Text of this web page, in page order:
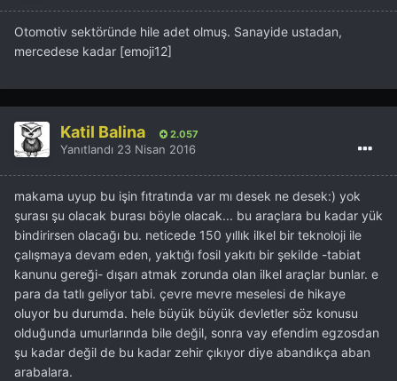
Otomotiv sektöründe hile adet olmuş. Sanayide ustadan,
mercedese kadar [emoji12]
Katil Balina 2.057
Yanıtlandı 23 Nisan 2016
makama uyup bu işin fıtratında var mı desek ne desek:) yok
şurası şu olacak burası böyle olacak... bu araçlara bu kadar yük
bindirirsen olacağı bu. neticede 150 yıllık ilkel bir teknoloji ile
çalışmaya devam eden, yaktığı fosil yakıtı bir şekilde -tabiat
kanunu gereği- dışarı atmak zorunda olan ilkel araçlar bunlar. e
para da tatlı geliyor tabi. çevre mevre meselesi de hikaye
oluyor bu durumda. hele büyük büyük devletler söz konusu
olduğunda umurlarında bile değil, sonra vay efendim egzosdan
şu kadar değil de bu kadar zehir çıkıyor diye abandıkça aban
arabalara.